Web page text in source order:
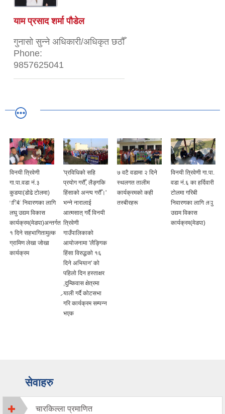
याम प्रसाद शर्मा पौडेल
गुनासो सुन्ने अधिकारी/अधिकृत छठौँ
Phone:
9857625041
विनयी त्रिवेणी
गा.पा.वडा नं.३
कुडया(डोढे टोलमा)
गरिबी निवारणका लागि
लघु उद्यम विकास
कार्यक्रम(मेडपा)अन्तर्गत
१ दिने सहभागितामुल्क
ग्रामिण लेखा जोखा
कार्यक्रम
'प्रविधिको सहि
प्रयोग गरौँ, लैङ्गकि
हिंसाको अन्त्य गरौँ।'
भन्ने नारालाई
आत्मसात् गर्दै विनयी
त्रिवेणी
गाउँपालिकाको
आयोजनामा 'लैङ्गिक
हिंसा विरुद्धको १६
दिने अभियान' को
पहिलो दिन हस्ताक्षर
,दुम्किवास क्षेत्रमा
र्‍याली गर्दै कोटसभा
गरि कार्यक्रम सम्पन्न
भएक
७ वटै वडामा २ दिने
स्थलगत तालीम
कार्यक्रमको कही
तस्बीरहरू
विनयी त्रिवेणी गा.पा.
वडा नं.६ का हर्दिवारी
टोलमा गरिबी
निवारणका लागि लघु
उद्यम विकास
कार्यक्रम(मेडपा)
सेवाहरु
चारकिल्ला प्रमाणित